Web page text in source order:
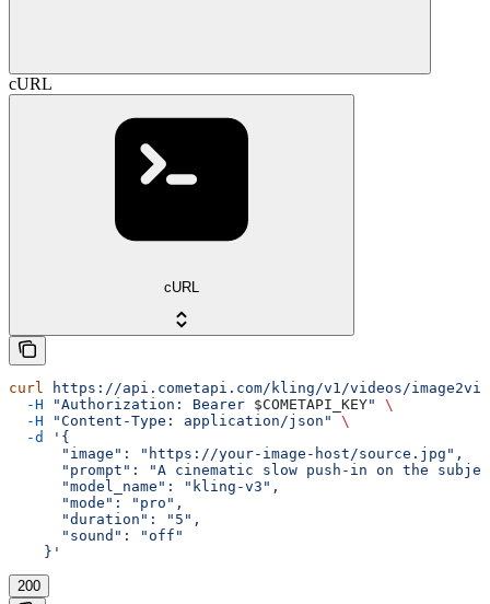
cURL
cURL
curl https://api.cometapi.com/kling/v1/videos/
  -H
"Authorization: Bearer $COMETAPI_KEY"
\
  -H
"Content-Type: application/json"
\
  -d
'{
      "image": "https://your-image-host/source.jpg",
"prompt": "A cinematic slow push-in on the
      "model_name": "kling-v3",
      "mode": "pro",
      "duration": "5",
      "sound": "off"
    }'
200